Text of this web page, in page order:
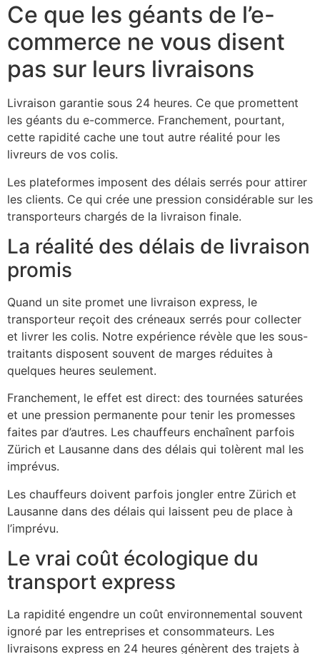
Ce que les géants de l’e-
commerce ne vous disent
pas sur leurs livraisons
Livraison garantie sous 24 heures. Ce que promettent
les géants du e-commerce. Franchement, pourtant,
cette rapidité cache une tout autre réalité pour les
livreurs de vos colis.
Les plateformes imposent des délais serrés pour attirer
les clients. Ce qui crée une pression considérable sur les
transporteurs chargés de la livraison finale.
La réalité des délais de livraison
promis
Quand un site promet une livraison express, le
transporteur reçoit des créneaux serrés pour collecter
et livrer les colis. Notre expérience révèle que les sous-
traitants disposent souvent de marges réduites à
quelques heures seulement.
Franchement, le effet est direct: des tournées saturées
et une pression permanente pour tenir les promesses
faites par d’autres. Les chauffeurs enchaînent parfois
Zürich et Lausanne dans des délais qui tolèrent mal les
imprévus.
Les chauffeurs doivent parfois jongler entre Zürich et
Lausanne dans des délais qui laissent peu de place à
l’imprévu.
Le vrai coût écologique du
transport express
La rapidité engendre un coût environnemental souvent
ignoré par les entreprises et consommateurs. Les
livraisons express en 24 heures génèrent des trajets à